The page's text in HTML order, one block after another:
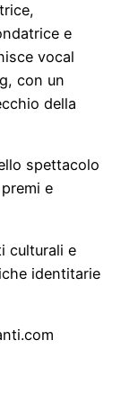
e
vocal
con un
della
spettacolo
e
culturali e
identitarie